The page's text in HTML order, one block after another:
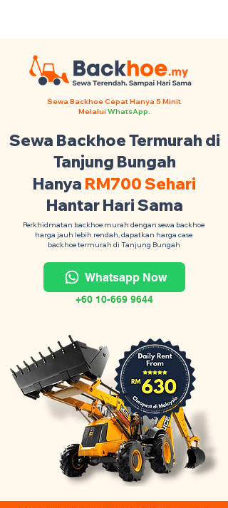
Sewa Backhoe Cepat Hanya 5 Minit
Melalui WhatsApp.
Sewa Backhoe Termurah di
Tanjung Bungah
Hanya RM700 Sehari
Hantar Hari Sama
Perkhidmatan backhoe murah dengan sewa backhoe
harga jauh lebih rendah, dapatkan harga case
backhoe termurah di Tanjung Bungah
Whatsapp Now
+60 10-669 9644